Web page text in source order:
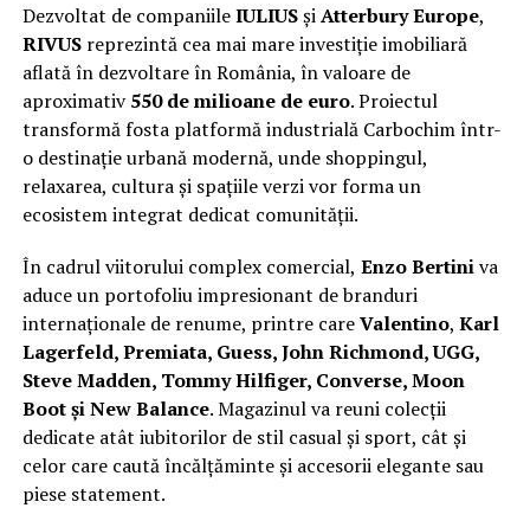
Dezvoltat de companiileIULIUSșiAtterbury Europe,
RIVUSreprezintă cea mai mare investiție imobiliară
aflată în dezvoltare în România, în valoare de
aproximativ550 de milioane de euro. Proiectul
transformă fosta platformă industrială Carbochim într-
o destinație urbană modernă, unde shoppingul,
relaxarea, cultura și spațiile verzi vor forma un
ecosistem integrat dedicat comunității.
În cadrul viitorului complex comercial, Enzo Bertiniva
aduce un portofoliu impresionant de branduri
internaționale de renume, printre careValentino, Karl
Lagerfeld, Premiata, Guess, John Richmond, UGG,
Steve Madden, Tommy Hilfiger, Converse, Moon
Boot și New Balance. Magazinul va reuni colecții
dedicate atât iubitorilor de stil casual și sport, cât și
celor care caută încălțăminte și accesorii elegante sau
piese statement.